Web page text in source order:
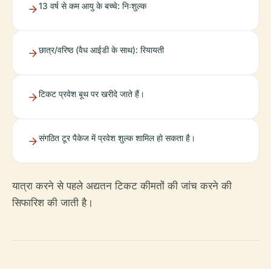
13 वर्ष से कम आयु के बच्चे: निःशुल्क
छात्र/वरिष्ठ (वैध आईडी के साथ): रियायती
टिकट प्रवेश बूथ पर खरीदे जाते हैं।
संगठित टूर पैकेज में प्रवेश शुल्क शामिल हो सकता है।
यात्रा करने से पहले अद्यतन टिकट कीमतों की जांच करने की
सिफारिश की जाती है।